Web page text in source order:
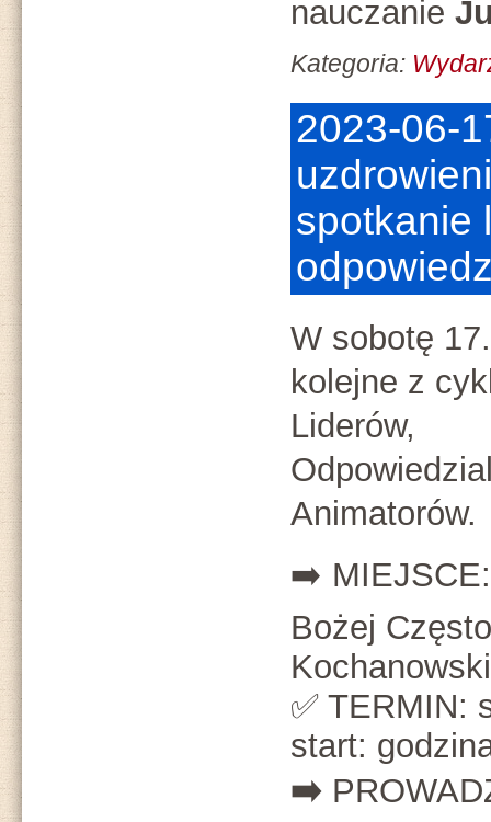
nauczanie
Kategoria:
2023-06-
spotkanie
W sobotę
kolejne z
Liderów,
Animatorów.
➡️
Bożej
✅ TERMIN:
start:
➡️